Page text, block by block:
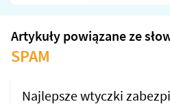
Artykuły powiązane ze
SPAM
Najlepsze wtyczki